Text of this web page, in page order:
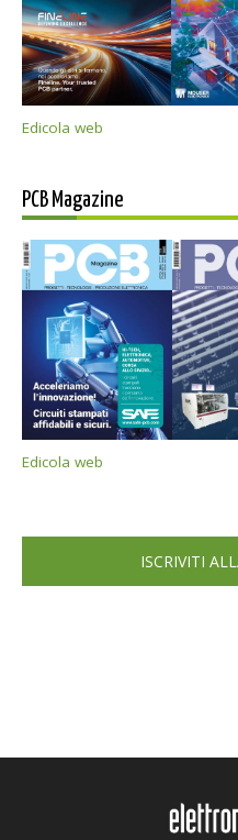
Edicola web
PCB Magazine
Edicola web
ISCRIVITI